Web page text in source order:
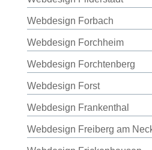
Webdesign Forbach
Webdesign Forchheim
Webdesign Forchtenberg
Webdesign Forst
Webdesign Frankenthal
Webdesign Freiberg am